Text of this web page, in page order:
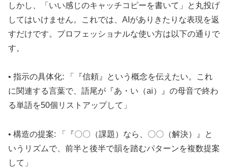
しかし、「いい感じのキャッチコピーを書いて」と丸投げ
してはいけません。これでは、AIがありきたりな表現を返
すだけです。プロフェッショナルな使い方は以下の通りで
す。
• 指示の具体化: 「『信頼』という概念を伝えたい。これ
に関連する言葉で、語尾が『あ・い（ai）』の母音で終わ
る単語を50個リストアップして」
• 構造の提案: 「『〇〇（課題）なら、〇〇（解決）』と
いうリズムで、前半と後半で韻を踏むパターンを複数提案
して」